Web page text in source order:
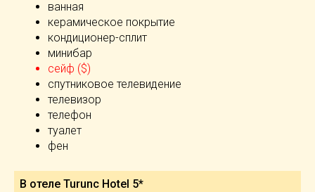
ванная
керамическое покрытие
кондиционер-сплит
минибар
сейф ($)
спутниковое телевидение
телевизор
телефон
туалет
фен
В отеле Turunc Hotel 5*